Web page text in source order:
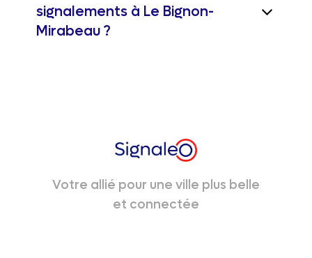
signalements à Le Bignon-
Mirabeau ?
Votre allié pour une ville plus belle
et connectée